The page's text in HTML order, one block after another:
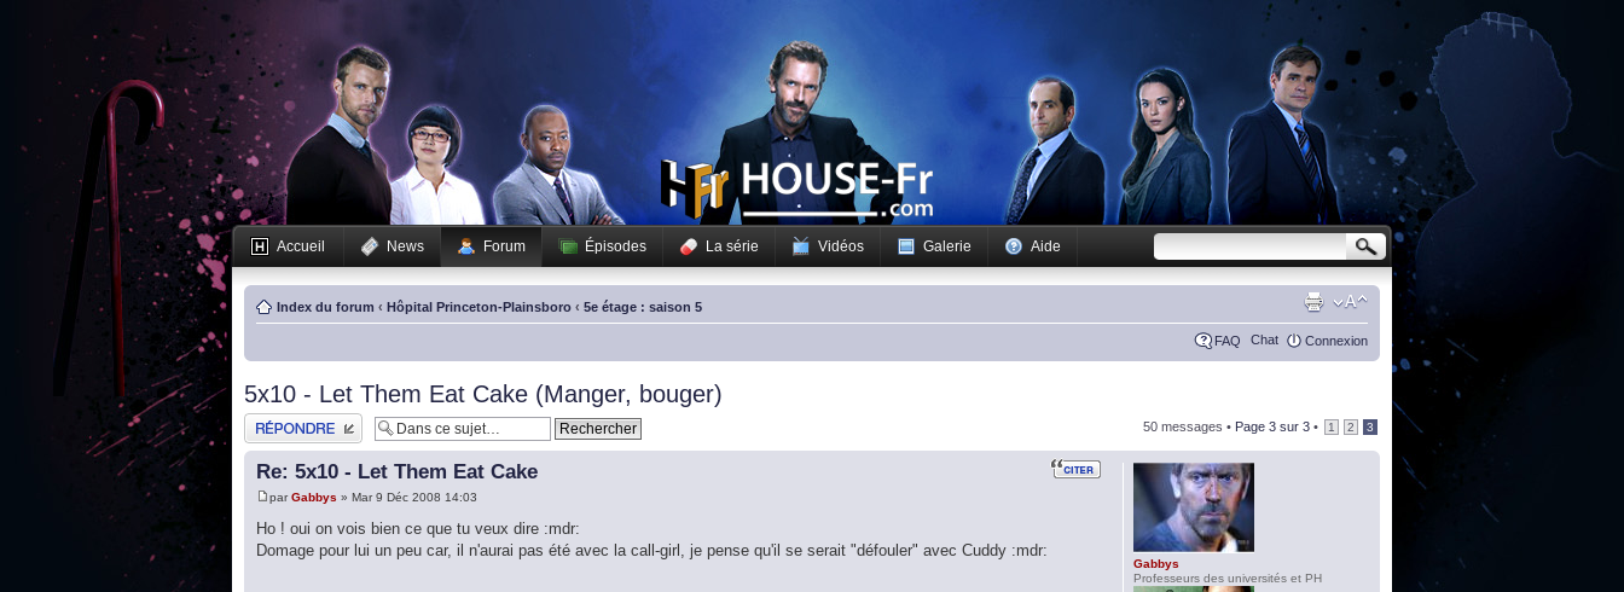
Accueil News Forum Épisodes La série Vidéos Galerie Aide
Index du forum ‹ Hôpital Princeton-Plainsboro ‹ 5e étage : saison 5
FAQ Chat Connexion
5x10 - Let Them Eat Cake (Manger, bouger)
Publier une réponse 50 messages • Page 3 sur 3 • 1 2 3
Re: 5x10 - Let Them Eat Cake
parGabbys » Mar 9 Déc 2008 14:03
Ho ! oui on vois bien ce que tu veux dire :mdr:
Domage pour lui un peu car, il n'aurai pas été avec la call-girl, je pense qu'il se serait "défouler" avec Cuddy :mdr:
Gabbys
Professeurs des universités et PH